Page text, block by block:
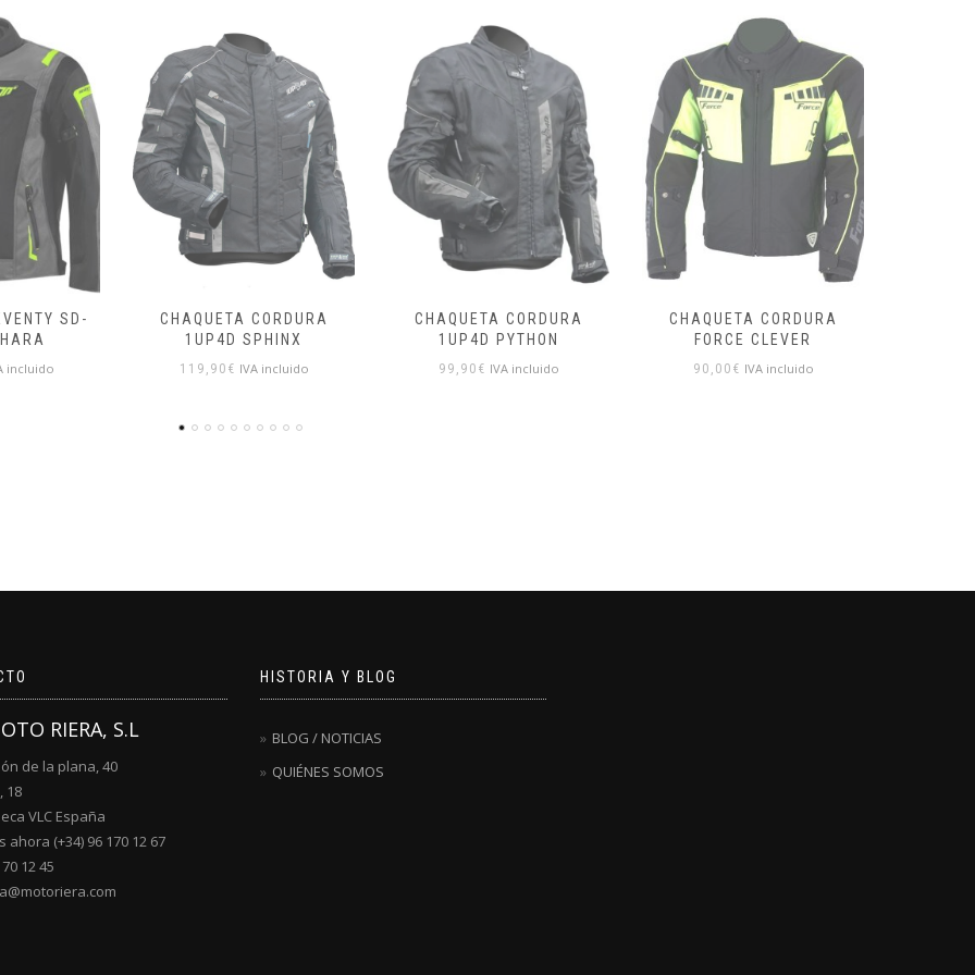
incluido
CHAQUETA CORDURA
1UP4D PYTHON
99,90€ IVA incluido
CHAQUETA CORDURA
FORCE CLEVER
90,00 € IVA incluido
CHAQUETA CORDURA
FORCE ZULU
90,00 € IVA incluido
RIERA, S.L
de la plana, 40
18
VLC España
ahora (+34) 96 170 12 67
12 45
HISTORIA Y BLOG
BLOG / NOTICIAS
QUIÉNES SOMOS